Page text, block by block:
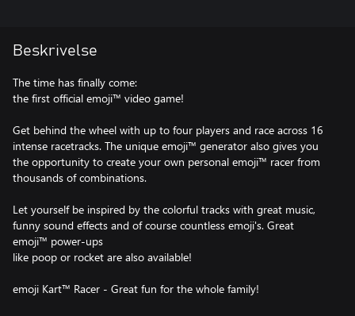
Beskrivelse
The time has finally come:
the first official emoji™ video game!
Get behind the wheel with up to four players and race across 16
intense racetracks. The unique emoji™ generator also gives you
the opportunity to create your own personal emoji™ racer from
thousands of combinations.
Let yourself be inspired by the colorful tracks with great music,
funny sound effects and of course countless emoji's. Great
emoji™ power-ups
like poop or rocket are also available!
emoji Kart™ Racer - Great fun for the whole family!